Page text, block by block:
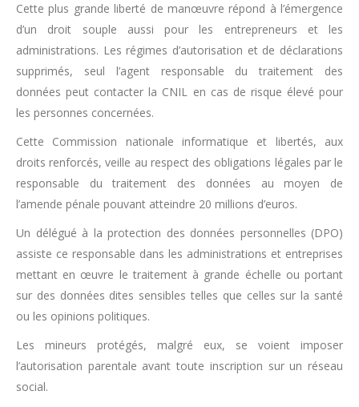
Cette plus grande liberté de manœuvre répond à l’émergence
d’un droit souple aussi pour les entrepreneurs et les
administrations. Les régimes d’autorisation et de déclarations
supprimés, seul l’agent responsable du traitement des
données peut contacter la CNIL en cas de risque élevé pour
les personnes concernées.
Cette Commission nationale informatique et libertés, aux
droits renforcés, veille au respect des obligations légales par le
responsable du traitement des données au moyen de
l’amende pénale pouvant atteindre 20 millions d’euros.
Un délégué à la protection des données personnelles (DPO)
assiste ce responsable dans les administrations et entreprises
mettant en œuvre le traitement à grande échelle ou portant
sur des données dites sensibles telles que celles sur la santé
ou les opinions politiques.
Les mineurs protégés, malgré eux, se voient imposer
l’autorisation parentale avant toute inscription sur un réseau
social.